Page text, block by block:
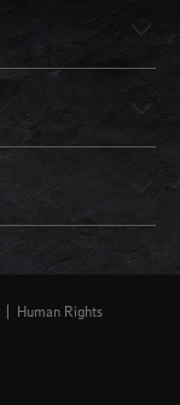
Human Rights